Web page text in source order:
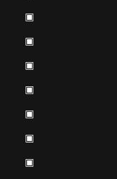
▣
▣
▣
▣
▣
▣
▣